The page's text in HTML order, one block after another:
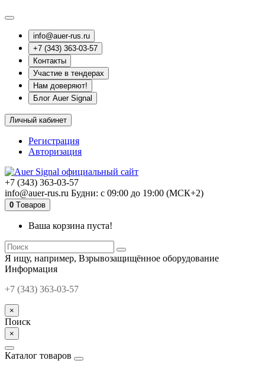
info@auer-rus.ru
+7 (343) 363-03-57
Контакты
Участие в тендерах
Нам доверяют!
Блог Auer Signal
Личный кабинет
Регистрация
Авторизация
+7 (343) 363-03-57
info@auer-rus.ru Будни: с 09:00 до 19:00 (МСК+2)
0 Tоваров
Ваша корзина пуста!
Я ищу, например, Взрывозащищённое оборудование
Информация
+7 (343) 363-03-57
×
Поиск
×
Каталог товаров